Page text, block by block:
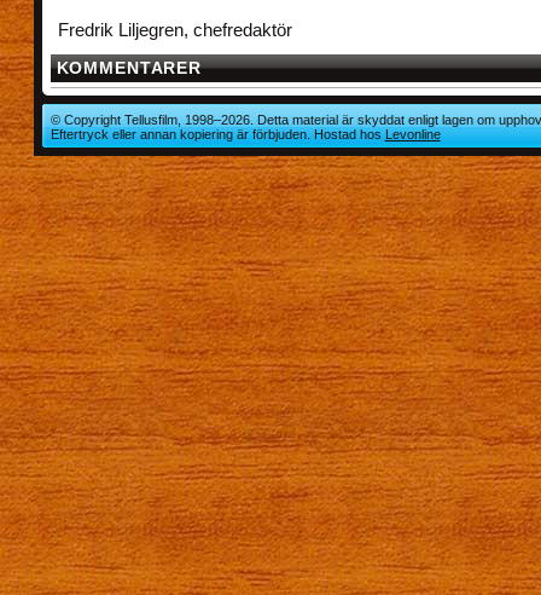
Fredrik Liljegren, chefredaktör
KOMMENTARER
© Copyright Tellusfilm, 1998–2026. Detta material är skyddat enligt lagen om
Eftertryck eller annan kopiering är förbjuden. Hostad hosLevonline